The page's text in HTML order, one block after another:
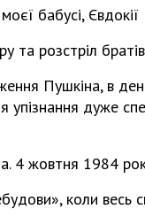
бабусі,
розстріл
Пушкіна, в
упізнання дуже
4 жовтня 1984
коли весь